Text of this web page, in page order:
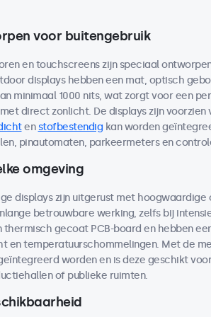
voor buitengebruik
en touchscreens zijn speciaal
displays hebben een mat, optisch
minimaal 1000 nits, wat zorgt voor een
direct zonlicht. De displays zijn
enstofbestendig kan worden
pinautomaten, parkeermeters en
omgeving
displays zijn uitgerust met hoogwaardige
betrouwbare werking, zelfs bij
thermisch gecoat PCB-board en hebben
en temperatuurschommelingen. Met de
worden en is deze geschikt
of publieke ruimten.